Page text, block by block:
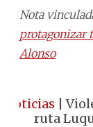
Nota
protagonizar
Alonso
|
ruta